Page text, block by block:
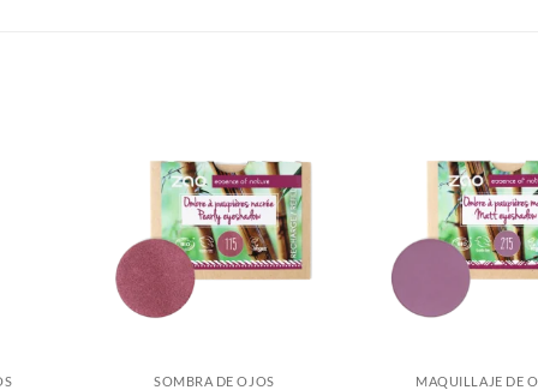
Añadir
a la
lista de
deseos
SOMBRA DE OJOS MAQUILLAJE DE